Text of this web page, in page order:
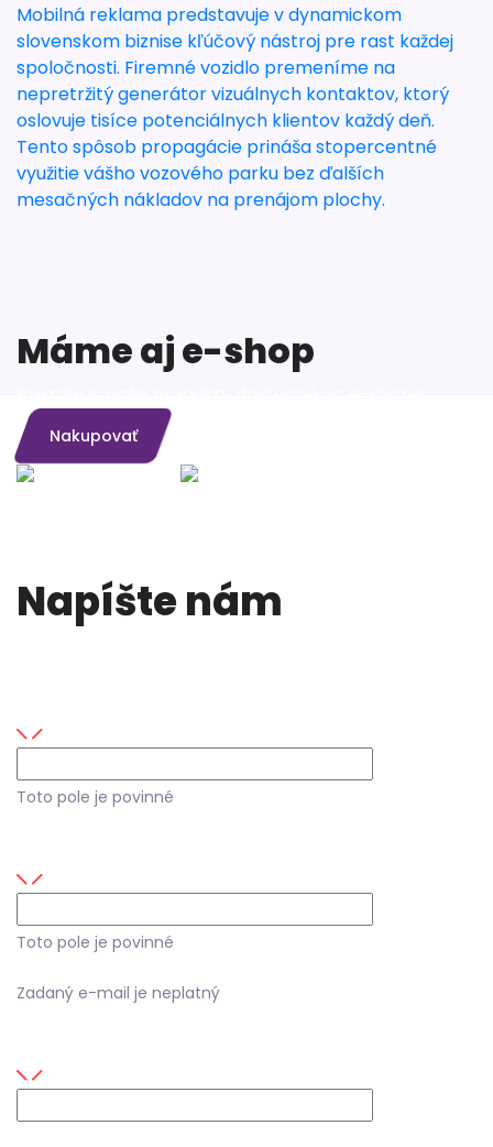
Mobilná reklama predstavuje v dynamickom
slovenskom biznise kľúčový nástroj pre rast každej
spoločnosti. Firemné vozidlo premeníme na
nepretržitý generátor vizuálnych kontaktov, ktorý
oslovuje tisíce potenciálnych klientov každý deň.
Tento spôsob propagácie prináša stopercentné
využitie vášho vozového parku bez ďalších
mesačných nákladov na prenájom plochy.
Máme aj e-shop
Nakupovať
Napíšte nám
Toto pole je povinné
Toto pole je povinné
Zadaný e-mail je neplatný